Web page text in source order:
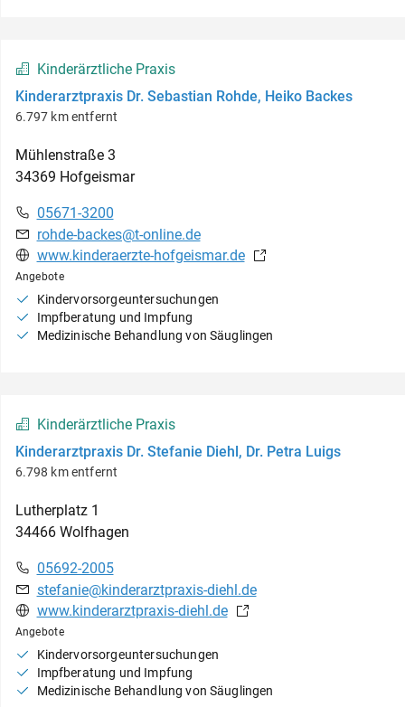
Kinderärztliche Praxis
Kinderarztpraxis Dr. Sebastian Rohde, Heiko Backes
6.797 km entfernt
Mühlenstraße 3
34369 Hofgeismar
05671-3200
rohde-backes@t-online.de
www.kinderaerzte-hofgeismar.de
Angebote
Kindervorsorgeuntersuchungen
Impfberatung und Impfung
Medizinische Behandlung von Säuglingen
Kinderärztliche Praxis
Kinderarztpraxis Dr. Stefanie Diehl, Dr. Petra Luigs
6.798 km entfernt
Lutherplatz 1
34466 Wolfhagen
05692-2005
stefanie@kinderarztpraxis-diehl.de
www.kinderarztpraxis-diehl.de
Angebote
Kindervorsorgeuntersuchungen
Impfberatung und Impfung
Medizinische Behandlung von Säuglingen